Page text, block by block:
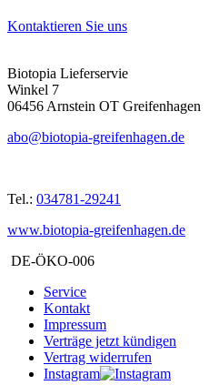
Kontaktieren Sie uns
Biotopia Lieferservie
Winkel 7
06456 Arnstein OT Greifenhagen
abo@biotopia-greifenhagen.de
Tel.: 034781-29241
www.biotopia-greifenhagen.de
DE-ÖKO-006
Service
Kontakt
Impressum
Verträge jetzt kündigen
Vertrag widerrufen
Instagram